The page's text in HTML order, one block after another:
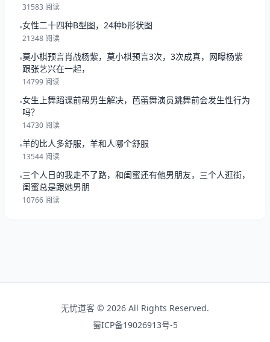
31583 阅读
•女性二十四种B型图，24种b形状图
21348 阅读
•莫小棋预言肖战杨紫，莫小棋预言3次，3次成真，网曝杨紫
跟张艺兴在一起，
14799 阅读
•女生上舞蹈课前帮男生解决，芭蕾舞演员跳舞前会发生性行为
吗？
14730 阅读
•羊的比人多舒服，羊和人哪个舒服
13544 阅读
•三个人日的我走不了路，和闺蜜还有他男朋友，三个人逛街，
闺蜜总是跟她男朋
10766 阅读
无忧道客 © 2026 All Rights Reserved.
蜀ICP备19026913号-5